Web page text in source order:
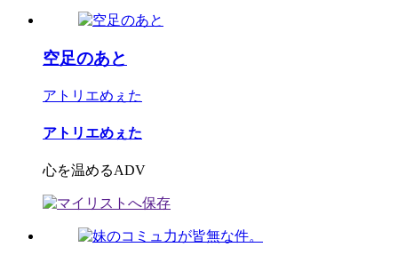
空足のあと
アトリエめぇた
アトリエめぇた
心を温めるADV